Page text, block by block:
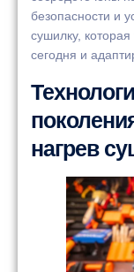
безопасности и
сушилку,
сегодня и
нагрев